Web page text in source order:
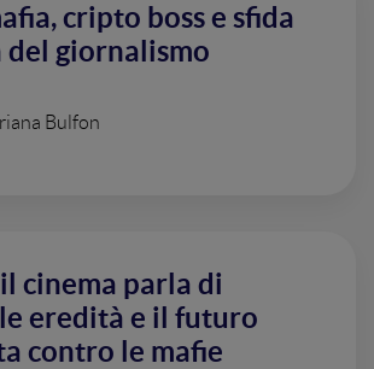
cripto boss e sfida
del giornalismo
Bulfon
cinema parla di
eredità e il futuro
contro le mafie